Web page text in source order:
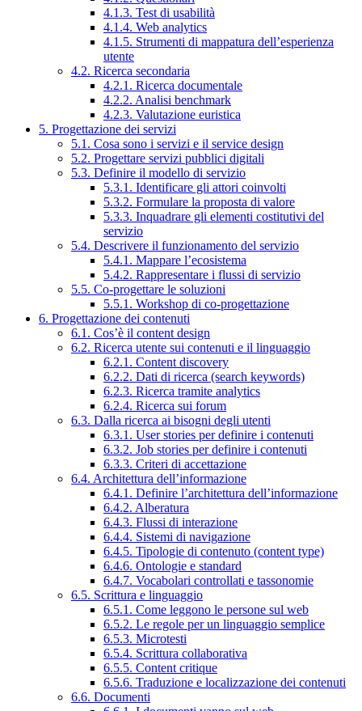
4.1.3. Test di usabilità
4.1.4. Web analytics
4.1.5. Strumenti di mappatura dell’esperienza
utente
4.2. Ricerca secondaria
4.2.1. Ricerca documentale
4.2.2. Analisi benchmark
4.2.3. Valutazione euristica
5. Progettazione dei servizi
5.1. Cosa sono i servizi e il service design
5.2. Progettare servizi pubblici digitali
5.3. Definire il modello di servizio
5.3.1. Identificare gli attori coinvolti
5.3.2. Formulare la proposta di valore
5.3.3. Inquadrare gli elementi costitutivi del
servizio
5.4. Descrivere il funzionamento del servizio
5.4.1. Mappare l’ecosistema
5.4.2. Rappresentare i flussi di servizio
5.5. Co-progettare le soluzioni
5.5.1. Workshop di co-progettazione
6. Progettazione dei contenuti
6.1. Cos’è il content design
6.2. Ricerca utente sui contenuti e il linguaggio
6.2.1. Content discovery
6.2.2. Dati di ricerca (search keywords)
6.2.3. Ricerca tramite analytics
6.2.4. Ricerca sui forum
6.3. Dalla ricerca ai bisogni degli utenti
6.3.1. User stories per definire i contenuti
6.3.2. Job stories per definire i contenuti
6.3.3. Criteri di accettazione
6.4. Architettura dell’informazione
6.4.1. Definire l’architettura dell’informazione
6.4.2. Alberatura
6.4.3. Flussi di interazione
6.4.4. Sistemi di navigazione
6.4.5. Tipologie di contenuto (content type)
6.4.6. Ontologie e standard
6.4.7. Vocabolari controllati e tassonomie
6.5. Scrittura e linguaggio
6.5.1. Come leggono le persone sul web
6.5.2. Le regole per un linguaggio semplice
6.5.3. Microtesti
6.5.4. Scrittura collaborativa
6.5.5. Content critique
6.5.6. Traduzione e localizzazione dei contenuti
6.6. Documenti